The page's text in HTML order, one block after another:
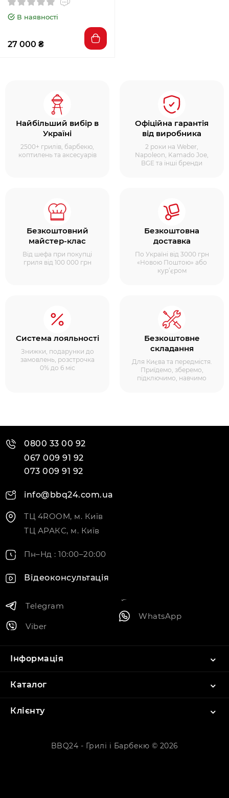
В наявності
27 000 ₴
Найбільший вибір в
Україні
2500+ грилів, барбекю,
коптилень та аксесуарів
Офіційна гарантія
від виробника
2 роки на Weber,
Napoleon, Kamado Joe,
BGE та інші бренди
Безкоштовний
майстер-клас
Від шефа при покупці
гриля від 100 000 грн
Безкоштовна
доставка
По Україні від 3000 грн
«Новою Поштою» або
кур’єром
Система лояльності
Знижки, подарунки до
замовлень, розстрочка
0% до 6 міс
Безкоштовне
складання
Для Києва та передмістя.
Приїдемо, зберемо,
підключимо, навчимо
0800 33 00 92
067 009 91 92
073 009 91 92
info@bbq24.com.ua
ТЦ 4ROOM, м. Київ
ТЦ АРАКС, м. Київ
Пн–Нд : 10:00–20:00
Відеоконсультація
Telegram
Viber
WhatsApp
Інформація
Каталог
Клієнту
BBQ24 - Грилі і Барбекю © 2026